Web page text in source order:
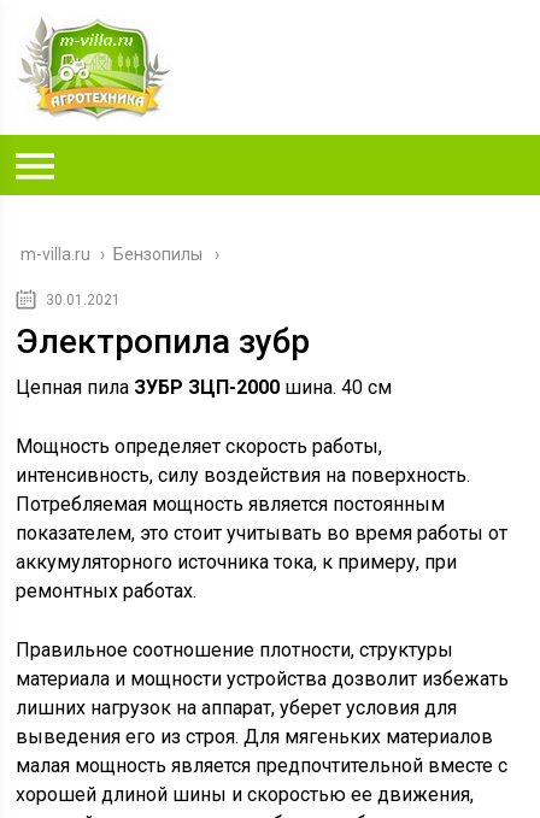
m-villa.ru › Бензопилы
30.01.2021
Электропила зубр
Цепная пила ЗУБР ЗЦП-2000 шина. 40 см
Мощность определяет скорость работы,
интенсивность, силу воздействия на поверхность.
Потребляемая мощность является постоянным
показателем, это стоит учитывать во время работы от
аккумуляторного источника тока, к примеру, при
ремонтных работах.
Правильное соотношение плотности, структуры
материала и мощности устройства дозволит избежать
лишних нагрузок на аппарат, уберет условия для
выведения его из строя. Для мягеньких материалов
малая мощность является предпочтительной вместе с
хорошей длиной шины и скоростью ее движения,